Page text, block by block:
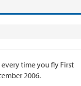
time you fly First
2006.